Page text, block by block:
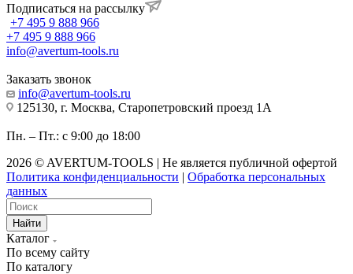
Подписаться на рассылку
+7 495 9 888 966
+7 495 9 888 966
info@avertum-tools.ru
Заказать звонок
info@avertum-tools.ru
125130, г. Москва, Старопетровский проезд 1А
Пн. – Пт.: с 9:00 до 18:00
2026 © AVERTUM-TOOLS | Не является публичной офертой
Политика конфиденциальности | Обработка персональных
данных
Найти
Каталог
По всему сайту
По каталогу